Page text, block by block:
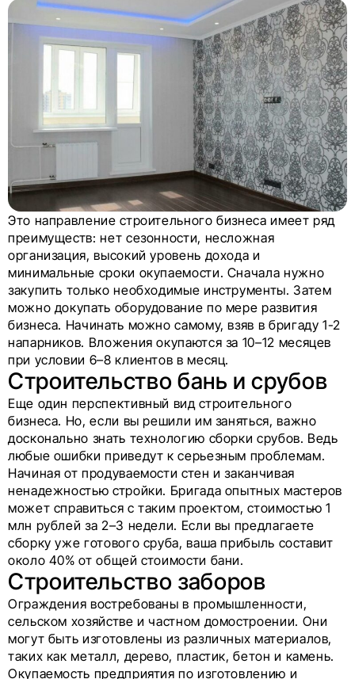
Это направление строительного бизнеса имеет ряд
преимуществ: нет сезонности, несложная
организация, высокий уровень дохода и
минимальные сроки окупаемости. Сначала нужно
закупить только необходимые инструменты. Затем
можно докупать оборудование по мере развития
бизнеса. Начинать можно самому, взяв в бригаду 1-2
напарников. Вложения окупаются за 10–12 месяцев
при условии 6–8 клиентов в месяц.
Строительство бань и срубов
Еще один перспективный вид строительного
бизнеса. Но, если вы решили им заняться, важно
досконально знать технологию сборки срубов. Ведь
любые ошибки приведут к серьезным проблемам.
Начиная от продуваемости стен и заканчивая
ненадежностью стройки. Бригада опытных мастеров
может справиться с таким проектом, стоимостью 1
млн рублей за 2–3 недели. Если вы предлагаете
сборку уже готового сруба, ваша прибыль составит
около 40% от общей стоимости бани.
Строительство заборов
Ограждения востребованы в промышленности,
сельском хозяйстве и частном домостроении. Они
могут быть изготовлены из различных материалов,
таких как металл, дерево, пластик, бетон и камень.
Окупаемость предприятия по изготовлению и